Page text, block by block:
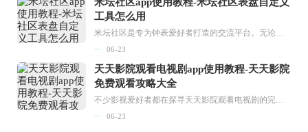
工具怎么用
米坛社区是专为钟表爱好者打造的交流平台。无论你是初涉钟表领域的普通爱好者，还是拥有多年收藏经验的资深玩家，都能在此找到属于自己的天地。 无需注册，就能轻松参与其中。通过专业的讨论论坛与丰富的交互功能，你可与世界各地的钟表爱好者畅快交流。若你钟情于钟表，米坛社区无疑是值得一试的理想之选。在这里，你能获取最新的手表资讯，交流见解，提升鉴赏品味，让每一块手表都成为收藏故事中重要的一部分。感兴趣的朋友，不要错过下载机会。...
06-23
天天影院观看电视剧app使用教程-天天影院
免费观看攻略大全
不少影视爱好者都在探寻天天影院观看电视剧的完整方法，结合最新平台使用规则，本篇新手入门攻略全面讲解观看渠道、检索流程、播放设置以及画面模式调整等实用内容。全文适配手机、电脑等主流设备，步骤简洁易懂，无论是初次使用的新手，还是想要优化观影体验的用户，都能参照内容快速上手，熟练掌握平台各项操作技巧，轻松畅享影视内容。...
06-23